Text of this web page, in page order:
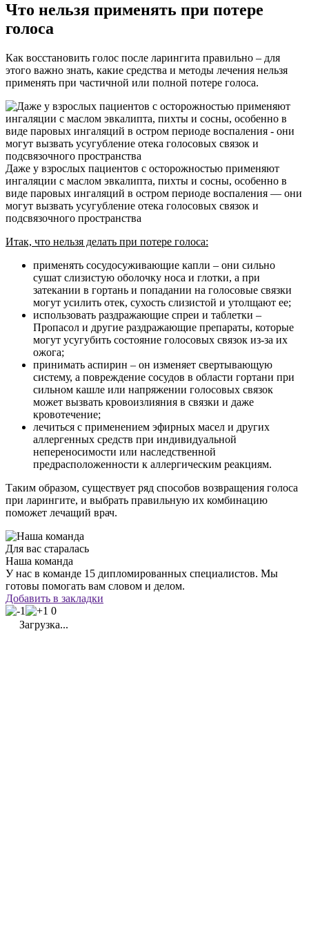
Что нельзя применять при потере
голоса
Как восстановить голос после ларингита правильно – для
этого важно знать, какие средства и методы лечения нельзя
применять при частичной или полной потере голоса.
Даже у взрослых пациентов с осторожностью применяют
ингаляции с маслом эвкалипта, пихты и сосны, особенно в
виде паровых ингаляций в остром периоде воспаления — они
могут вызвать усугубление отека голосовых связок и
подсвязочного пространства
Итак, что нельзя делать при потере голоса:
применять сосудосуживающие капли – они сильно
сушат слизистую оболочку носа и глотки, а при
затекании в гортань и попадании на голосовые связки
могут усилить отек, сухость слизистой и утолщают ее;
использовать раздражающие спреи и таблетки –
Пропасол и другие раздражающие препараты, которые
могут усугубить состояние голосовых связок из-за их
ожога;
принимать аспирин – он изменяет свертывающую
систему, а повреждение сосудов в области гортани при
сильном кашле или напряжении голосовых связок
может вызвать кровоизлияния в связки и даже
кровотечение;
лечиться с применением эфирных масел и других
аллергенных средств при индивидуальной
непереносимости или наследственной
предрасположенности к аллергическим реакциям.
Таким образом, существует ряд способов возвращения голоса
при ларингите, и выбрать правильную их комбинацию
поможет лечащий врач.
Для вас старалась
Наша команда
У нас в команде 15 дипломированных специалистов. Мы
готовы помогать вам словом и делом.
Добавить в закладки
0
Загрузка...